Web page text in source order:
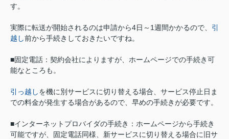
す。
実際に転送が開始されるのは申請から4日～1週間かかるので、 引
越し前から手続きしておきたいですね。
■固定電話：契約会社によりますが、ホームページでの手続き可
能なところも。
引っ越しを機に別サービスに切り替える場合、サービス停止日ま
での料金が発生する場合があるので、早めの手続きが必要です。
■インターネットプロバイダの手続き：ホームページから手続き
可能ですが、固定電話同様、新サービスに切り替える場合に旧サ